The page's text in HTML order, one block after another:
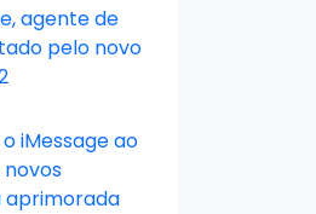
agente de
pelo novo
iMessage ao
aprimorada